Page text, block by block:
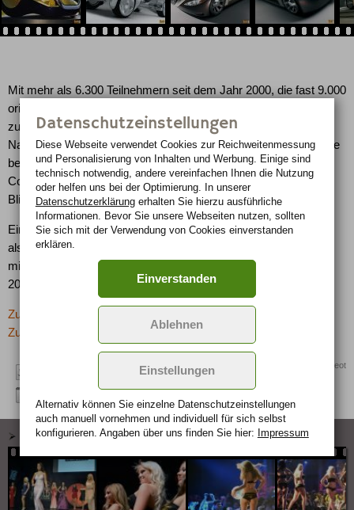
Mit mehr als 6.300 Teilnehmern seit dem Jahr 2000, die fast 9.000
originelle Entwürfe eingereicht haben, ist der Wettbewerb schon
zum Klassiker herangereift – und hat mittlerweile zahlreiche
Nachahmer gefunden. Als Höhepunkt wird der beste Entwurf wie
bereits 2001, 2003 und 2005 auf der IAA 2007 in Frankfurt als
Concept Car des Peugeot-Designstudios im Maßstab 1:1 die
Blicke auf sich ziehen.
Eine wichtige Dimension des Automobils, der Spaßfaktor, spielt
also eine Schlüsselrolle. Ihn können Fans später auch "en
miniature" genießen, denn der Sieger-Entwurf wird wie bereits
2003 und 2005 auch als Modellauto aufgelegt.
Zurück zur letzten Seite
Zur Übersicht: -> Crazy Concepts
Quelle: Peugeot
Miss Tuning World 2012
Datenschutzeinstellungen
Diese Webseite verwendet Cookies zur Reichweiten­messung
und Personalisierung von Inhalten und Werbung. Einige sind
technisch notwendig, andere vereinfachen Ihnen die Nutzung
oder helfen uns bei der Optimierung. In unserer
Datenschutzerklärungerhalten Sie hierzu ausführliche
Informationen. Bevor Sie unsere Webseiten nutzen, sollten
Sie sich mit der Verwendung von Cookies einverstanden
erklären.
Einverstanden
Ablehnen
Einstellungen
Alternativ können Sie einzelne Datenschutz­ein­stellungen
auch manuell vor­nehmen und indivi­duell für sich selbst
konfigurieren. Angaben über uns finden Sie hier: Impressum